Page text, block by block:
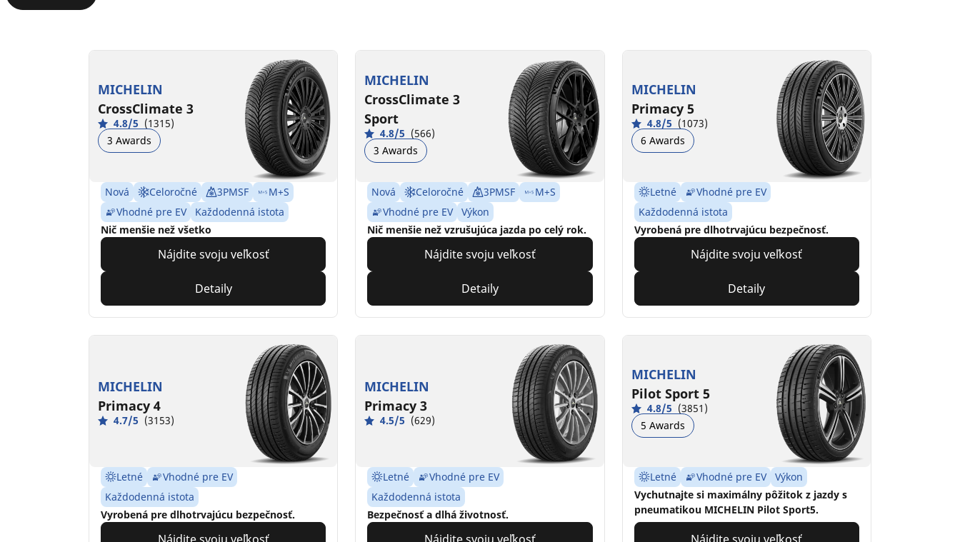
MICHELIN
CrossClimate 3
4.8/5 (1315)
3 Awards
Nová Celoročné 3PMSF
M+S
Vhodné pre EV
Každodenná istota
Nič menšie než všetko
Nájdite svoju veľkosť
Detaily
MICHELIN
CrossClimate 3
Sport
4.8/5 (566)
3 Awards
Nová Celoročné 3PMSF
M+S
Vhodné pre EV
Výkon
Nič menšie než vzrušujúca jazda po celý rok.
Nájdite svoju veľkosť
Detaily
MICHELIN
Primacy 5
4.8/5 (1073)
6 Awards
Letné
Vhodné pre EV
Každodenná istota
Vyrobená pre dlhotrvajúcu bezpečnosť.
Nájdite svoju veľkosť
Detaily
MICHELIN
Primacy 4
4.7/5 (3153)
Letné
Vhodné pre EV
Každodenná istota
Vyrobená pre dlhotrvajúcu bezpečnosť.
MICHELIN
Primacy 3
4.5/5 (629)
Letné
Vhodné pre EV
Každodenná istota
Bezpečnosť a dlhá životnosť.
MICHELIN
Pilot Sport 5
4.8/5 (3851)
5 Awards
Letné Vhodné pre EV
Výkon
Vychutnajte si maximálny pôžitok z jazdy s
pneumatikou MICHELIN Pilot Sport5.